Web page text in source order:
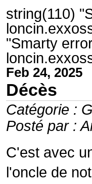
string(110)
"Smarty
Feb 24, 2025
Décès
Catégorie :
Posté par :
C'est avec
l'oncle de